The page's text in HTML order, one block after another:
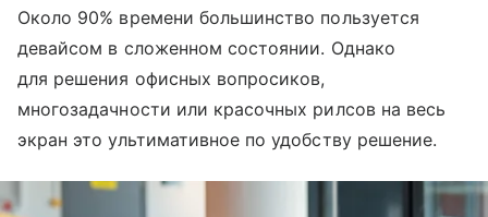
Около 90% времени большинство пользуется
девайсом в сложенном состоянии. Однако
для решения офисных вопросиков,
многозадачности или красочных рилсов на весь
экран это ультимативное по удобству решение.